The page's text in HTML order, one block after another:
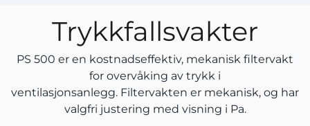
Trykkfallsvakter
PS 500 er en kostnadseffektiv, mekanisk filtervakt
for overvåking av trykk i
ventilasjonsanlegg. Filtervakten er mekanisk, og har
valgfri justering med visning i Pa.